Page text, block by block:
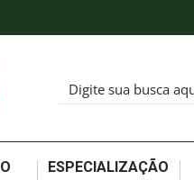
ESPECIALIZAÇÃO